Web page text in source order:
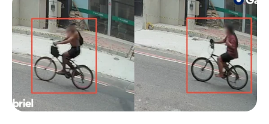
Casos Solucionados
Mídia